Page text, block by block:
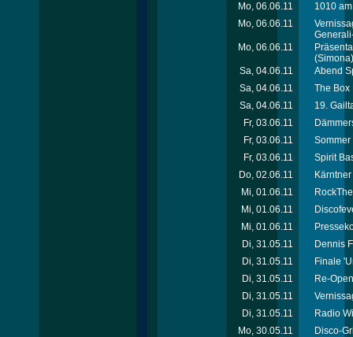
Mo, 06.06.11
1010
Mo, 06.06.11
Mo, 06.06.11
(Simona)
Sa, 04.06.11
Abend
Sa, 04.06.11
The Box
Sa, 04.06.11
19.
Fr, 03.06.11
Fr, 03.06.11
Sommer
Fr, 03.06.11
Spirit
Do, 02.06.11
Mi, 01.06.11
Mi, 01.06.11
Mi, 01.06.11
Di, 31.05.11
Dennis
Di, 31.05.11
Finale
Di, 31.05.11
Re-
Di, 31.05.11
Di, 31.05.11
Radio
Mo, 30.05.11
Disco-